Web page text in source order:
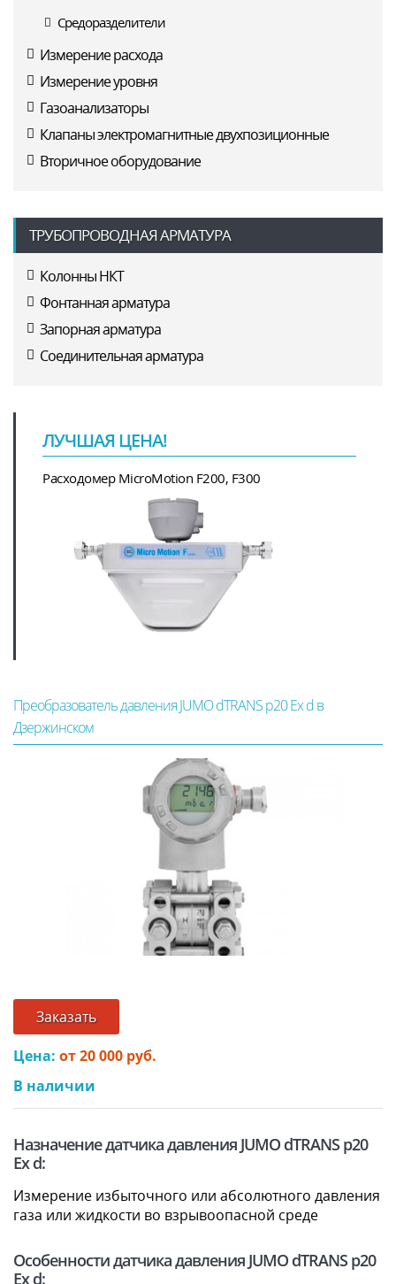
Средоразделители
Измерение расхода
Измерение уровня
Газоанализаторы
Клапаны электромагнитные двухпозиционные
Вторичное оборудование
ТРУБОПРОВОДНАЯ АРМАТУРА
Колонны НКТ
Фонтанная арматура
Запорная арматура
Соединительная арматура
ЛУЧШАЯ ЦЕНА!
Расходомер MicroMotion F200, F300
Преобразователь давления JUMO dTRANS p20 Ex d в
Дзержинском
Заказать
Цена: от 20 000 руб.
В наличии
Назначение датчика давления JUMO dTRANS p20
Ex d:
Измерение избыточного или абсолютного давления
газа или жидкости во взрывоопасной среде
Особенности датчика давления JUMO dTRANS p20
Ex d: